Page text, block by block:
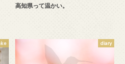
高知県って温かい。
diary